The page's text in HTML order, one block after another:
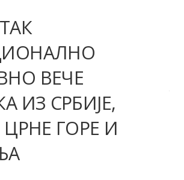
ВЕЧЕ
ИЗ СРБИЈЕ,
ЦРНЕ ГОРЕ И